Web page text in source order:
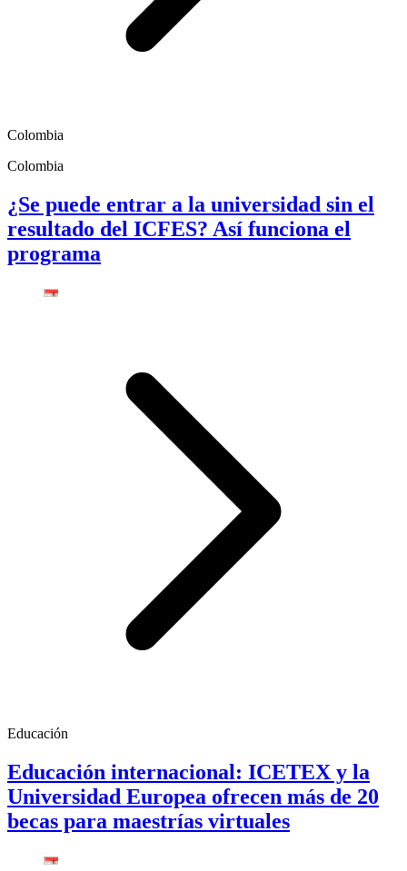
Colombia
Colombia
¿Se puede entrar a la universidad sin el
resultado del ICFES? Así funciona el
programa
Educación
Educación internacional: ICETEX y la
Universidad Europea ofrecen más de 20
becas para maestrías virtuales